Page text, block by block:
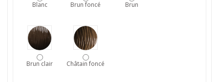
Blanc Brun foncé Brun
Brun clair Châtain foncé